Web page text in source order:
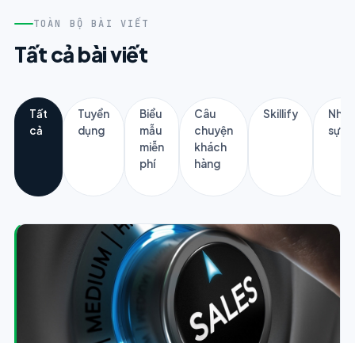
TOÀN BỘ BÀI VIẾT
Tất cả bài viết
Tất
cả
Tuyển
dụng
Biểu
mẫu
miễn
phí
Câu
chuyện
khách
hàng
Skillify
Nhân
sự